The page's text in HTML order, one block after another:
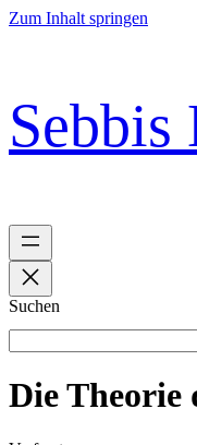
Zum Inhalt springen
Sebbis
Suchen
Die